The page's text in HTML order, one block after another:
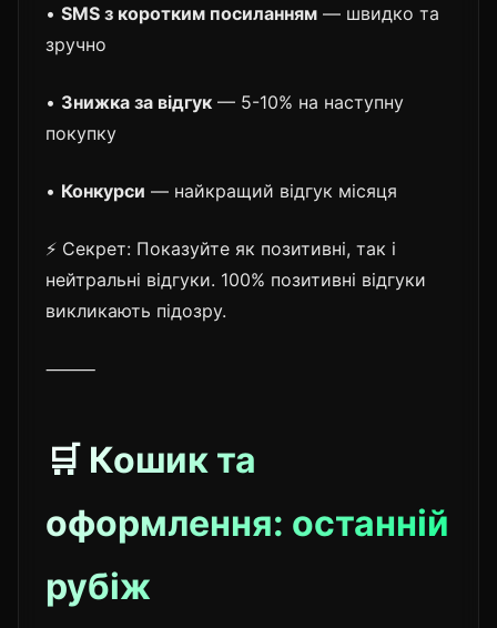
• SMS з коротким посиланням — швидко та
зручно
• Знижка за відгук — 5-10% на наступну
покупку
• Конкурси — найкращий відгук місяця
⚡ Секрет: Показуйте як позитивні, так і
нейтральні відгуки. 100% позитивні відгуки
викликають підозру.
⸻
🛒 Кошик та
оформлення: останній
рубіж